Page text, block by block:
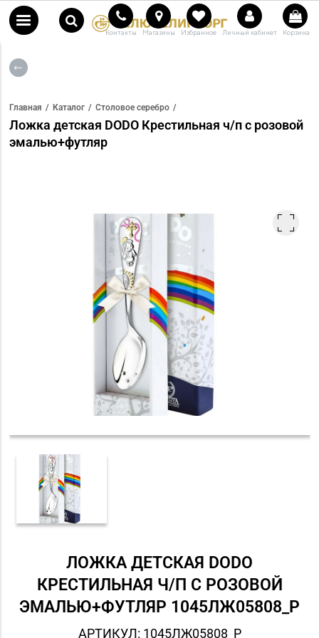
Контакты Магазины Избранное Личный кабинет Корзина
Главная Каталог Столовое серебро
Ложка детская DODO Крестильная ч/п с розовой
эмалью+футляр
ЛОЖКА ДЕТСКАЯ DODO
КРЕСТИЛЬНАЯ Ч/П С РОЗОВОЙ
ЭМАЛЬЮ+ФУТЛЯР 1045ЛЖ05808_Р
АРТИКУЛ: 1045ЛЖ05808_Р